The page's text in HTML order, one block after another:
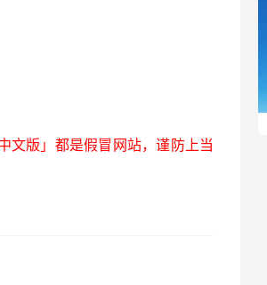
文版」都是假冒网站，谨防上当